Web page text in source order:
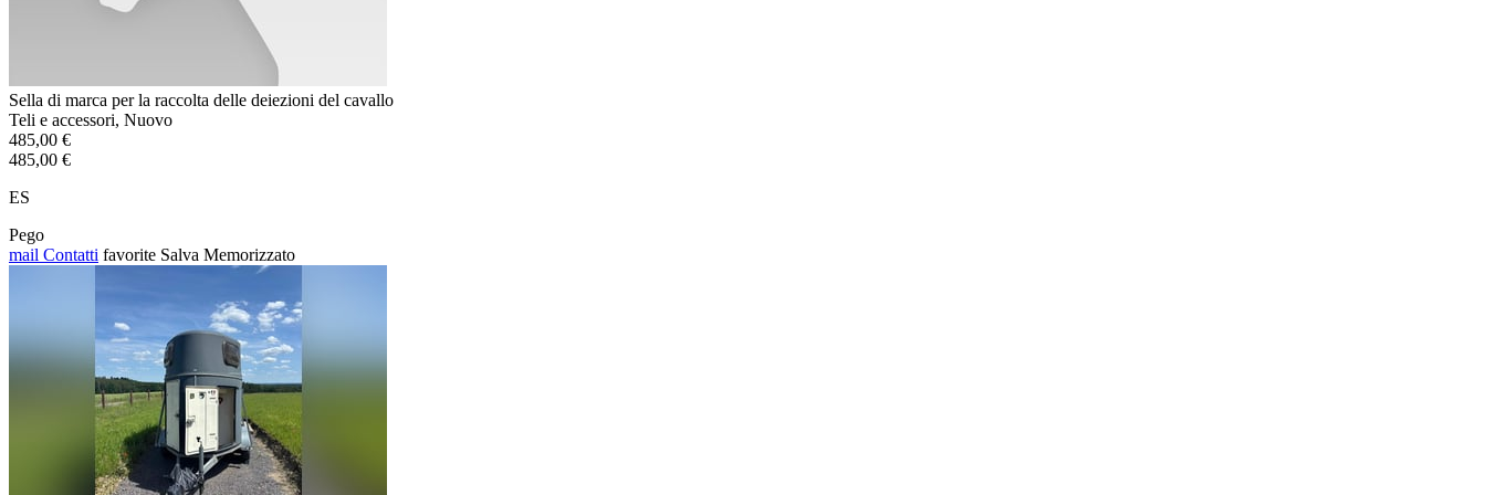
Sella di marca per la raccolta delle deiezioni del cavallo
Teli e accessori, Nuovo
485,00 €
485,00 €
ES
Pego
mail Contatti favorite Salva Memorizzato